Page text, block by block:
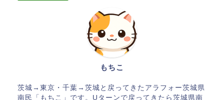
もちこ
茨城→東京・千葉→茨城と戻ってきたアラフォー茨城県
南民「もちこ」です。Uターンで戻ってきたら茨城県南